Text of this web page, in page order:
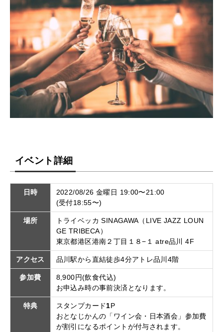
イベント詳細
日時
2022/08/26 金曜日 19:00〜21:00
(受付18:55〜)
場所
トライベッカ SINAGAWA（LIVE JAZZ LOUN
GE TRIBECA）
東京都港区港南２丁目１８−１ atre品川 4F
アクセス 品川駅から直結徒歩4分アトレ品川4階
参加費
8,900円(飲食代込)
お申込み時の事前決済となります。
特典 スタンプカード1P
おとなじかんの「ワイン会・日本酒会」参加費
が割引になるポイントが付与されます。